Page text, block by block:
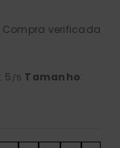
Compra verificada
: 5 /5 Tamanho: